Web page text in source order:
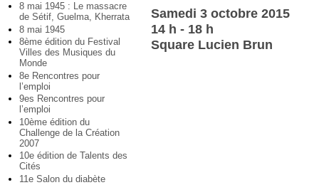
8 mai 1945 : Le massacre
de Sétif, Guelma, Kherrata
8 mai 1945
8ème édition du Festival
Villes des Musiques du
Monde
8e Rencontres pour
l’emploi
9es Rencontres pour
l’emploi
10ème édition du
Challenge de la Création
2007
10e édition de Talents des
Cités
11e Salon du diabète
Samedi 3 octobre 2015
14 h - 18 h
Square Lucien Brun